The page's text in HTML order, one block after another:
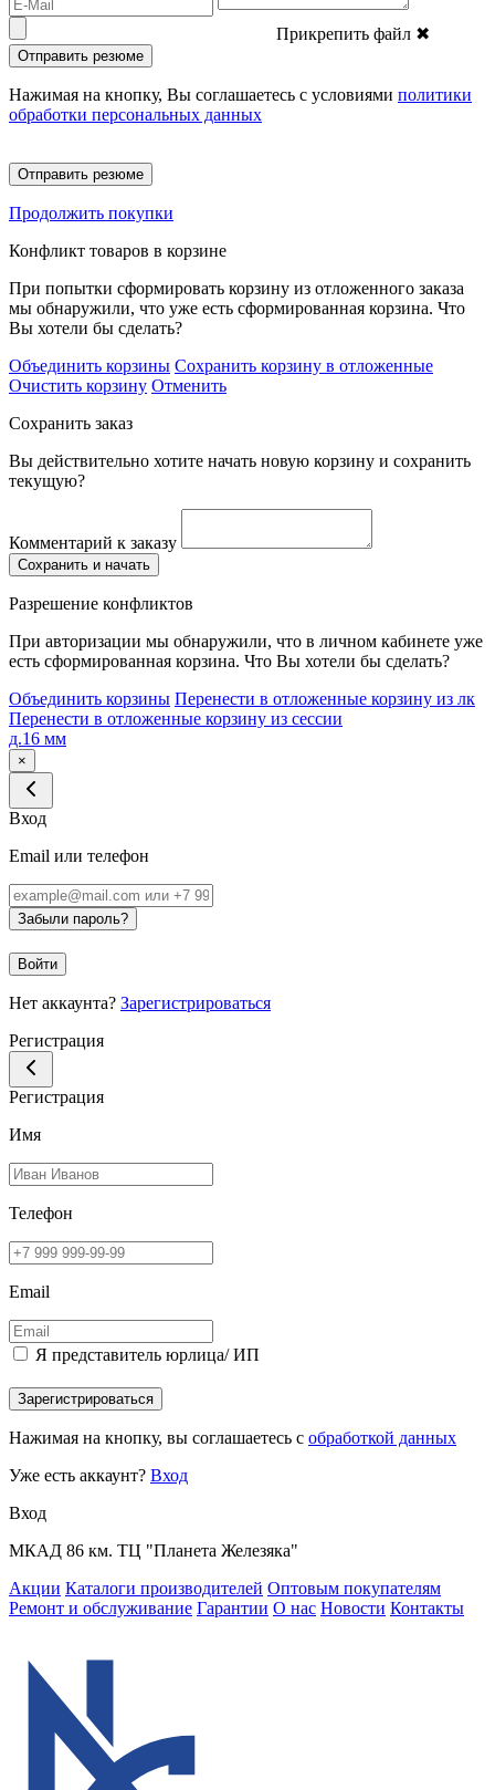
Прикрепить файл ✖
Отправить резюме
Нажимая на кнопку, Вы соглашаетесь с условиями политики
обработки персональных данных
Отправить резюме
Продолжить покупки
Конфликт товаров в корзине
При попытки сформировать корзину из отложенного заказа
мы обнаружили, что уже есть сформированная корзина. Что
Вы хотели бы сделать?
Объединить корзины Сохранить корзину в отложенные
Очистить корзину Отменить
Сохранить заказ
Вы действительно хотите начать новую корзину и сохранить
текущую?
Комментарий к заказу
Сохранить и начать
Разрешение конфликтов
При авторизации мы обнаружили, что в личном кабинете уже
есть сформированная корзина. Что Вы хотели бы сделать?
Объединить корзины Перенести в отложенные корзину из лк
Перенести в отложенные корзину из сессии
д.16 мм
×
Вход
Email или телефон
Забыли пароль?
Войти
Нет аккаунта? Зарегистрироваться
Регистрация
Регистрация
Имя
Телефон
Email
Я представитель юрлица/ ИП
Зарегистрироваться
Нажимая на кнопку, вы соглашаетесь с обработкой данных
Уже есть аккаунт? Вход
Вход
МКАД 86 км. ТЦ "Планета Железяка"
Акции Каталоги производителей Оптовым покупателям
Ремонт и обслуживание Гарантии О нас Новости Контакты